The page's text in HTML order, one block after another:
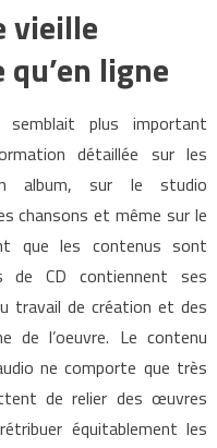
vieille
ligne
plus important
détaillée sur les
album, sur le studio
chansons et même sur le
que les contenus sont
de CD contiennent ses
travail de création et des
de l’oeuvre. Le contenu
ne comporte que très
de relier des œuvres
équitablement les